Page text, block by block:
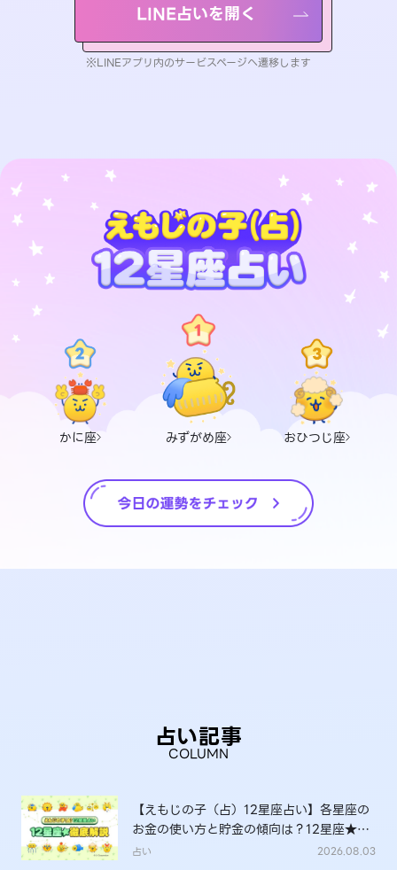
LINE占いを開く
※LINEアプリ内のサービスページへ遷移します
かに座 みずがめ座 おひつじ座
占い記事
COLUMN
【えもじの子（占）12星座占い】各星座の
お金の使い方と貯金の傾向は？12星座★徹
底解説
占い 2026.08.03